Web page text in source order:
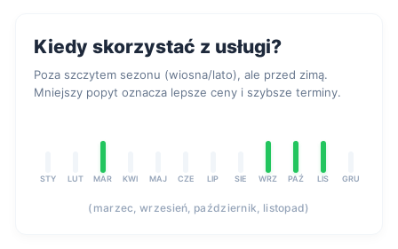
Kiedy skorzystać z usługi?
Poza szczytem sezonu (wiosna/lato), ale przed zimą.
Mniejszy popyt oznacza lepsze ceny i szybsze terminy.
STY LUT MAR KWI MAJ CZE LIP SIE WRZ PAŹ LIS GRU
(marzec, wrzesień, październik, listopad)